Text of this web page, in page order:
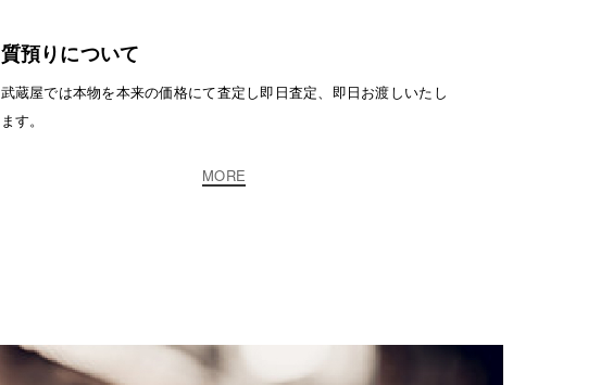
質預りについて
武蔵屋では本物を本来の価格にて査定し即日査定、即日お渡しいたし
ます。
MORE